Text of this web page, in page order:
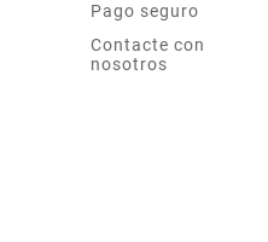
Pago seguro
Contacte con
nosotros